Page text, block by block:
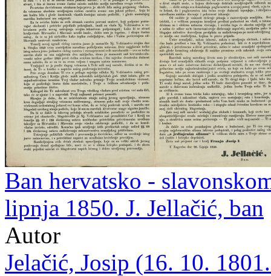
Ban hervatsko -
lipnja 1850. J. Jellačić, ban
Autor
Jelačić, Josip (16. 10.